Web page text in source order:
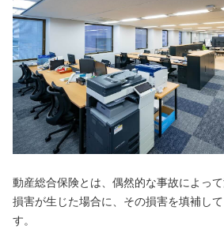
動産総合保険とは、偶然的な事故によっ
損害が生じた場合に、その損害を填補し
す。